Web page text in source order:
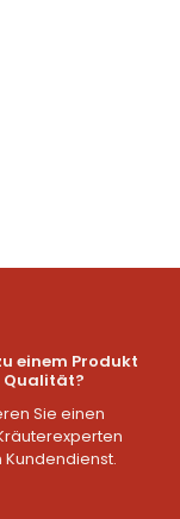
einem Produkt
Qualität?
Sie einen